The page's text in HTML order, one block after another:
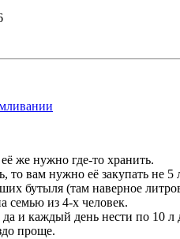
же нужно где-то хранить.
то вам нужно её закупать не
бутыля (там наверное
семью из 4-х человек.
и каждый день нести по 10
проще.